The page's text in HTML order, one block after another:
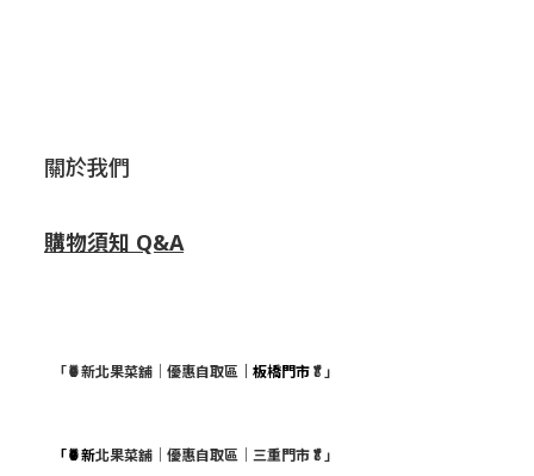
關於我們
購物須知 Q&A
「🍍新北果菜舖｜優惠自取區 ｜板橋門市🥬」
「🍍新北果菜舖｜優惠自取區｜三重門市🥬」